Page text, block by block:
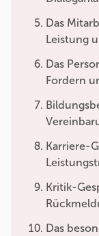
Das
Leistung
Das
Fordern
Karriere-
Kritik-
Das